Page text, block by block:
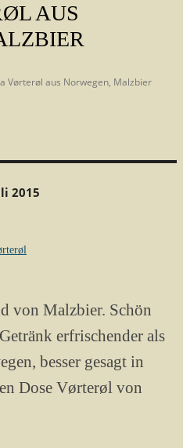
AUS
Vørterøl aus Norwegen, Malzbier
2015
von Malzbier. Schön
erfrischender als
besser gesagt in
Dose Vørterøl von